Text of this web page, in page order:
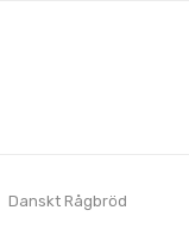
Danskt Rågbröd